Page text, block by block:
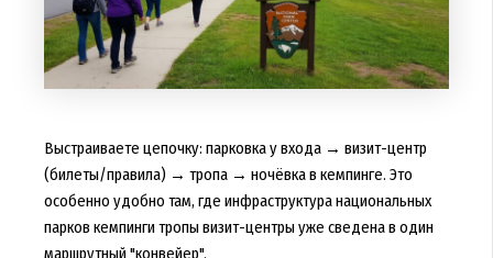
Выстраиваете цепочку: парковка у входа → визит-центр
(билеты/правила) → тропа → ночёвка в кемпинге. Это
особенно удобно там, где инфраструктура национальных
парков кемпинги тропы визит-центры уже сведена в один
маршрутный "конвейер".